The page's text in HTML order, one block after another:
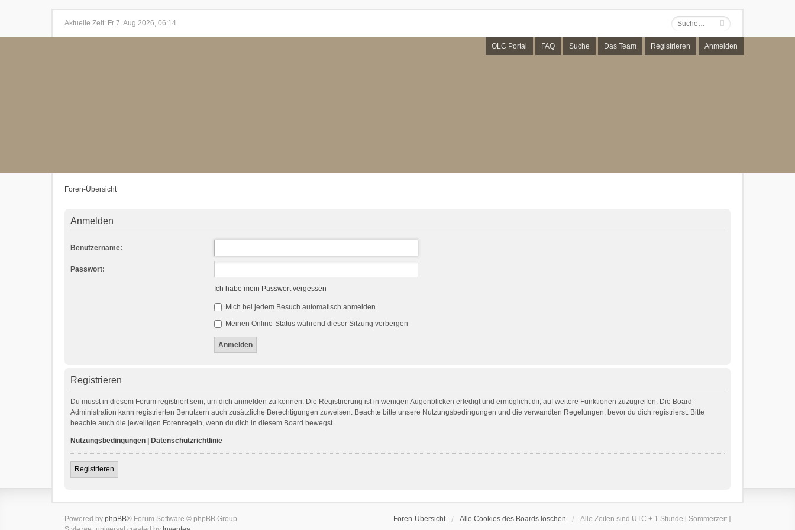
Aktuelle Zeit: Fr 7. Aug 2026, 06:14
OLC Portal FAQ Suche Das Team Registrieren Anmelden
Foren-Übersicht
Anmelden
Benutzername:
Passwort:
Ich habe mein Passwort vergessen
Mich bei jedem Besuch automatisch anmelden
Meinen Online-Status während dieser Sitzung verbergen
Registrieren
Du musst in diesem Forum registriert sein, um dich anmelden zu können. Die Registrierung ist in wenigen Augenblicken erledigt und ermöglicht dir, auf weitere Funktionen zuzugreifen. Die Board-
Administration kann registrierten Benutzern auch zusätzliche Berechtigungen zuweisen. Beachte bitte unsere Nutzungsbedingungen und die verwandten Regelungen, bevor du dich registrierst. Bitte
beachte auch die jeweiligen Forenregeln, wenn du dich in diesem Board bewegst.
Nutzungsbedingungen Datenschutzrichtlinie
Registrieren
Foren-Übersicht Alle Cookies des Boards löschen Alle Zeiten sind UTC + 1 Stunde [ Sommerzeit ]
Powered by phpBB® Forum Software © phpBB Group